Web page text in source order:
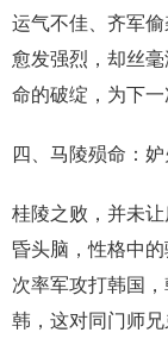
运气不佳、齐军
愈发强烈，却丝
命的破绽，为下一
四、马陵殒命：
桂陵之败，并未
昏头脑，性格中
次率军攻打韩国
韩，这对同门师兄